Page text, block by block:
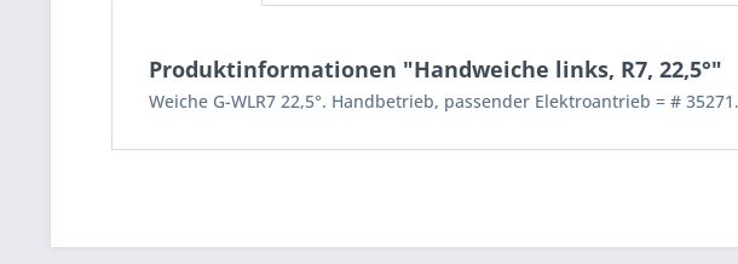
Produktinformationen "Handweiche links, R7, 22,5°"
Weiche G-WLR7 22,5°. Handbetrieb, passender Elektroantrieb = #